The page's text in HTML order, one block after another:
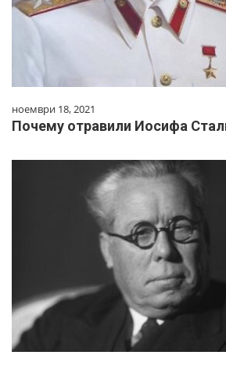
ноември 18, 2021
Почему отравили Иосифа